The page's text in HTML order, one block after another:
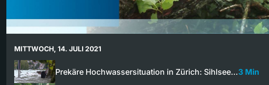
MITTWOCH, 14. JULI 2021
Prekäre Hochwassersituation in Zürich: Sihlsee…3 Min